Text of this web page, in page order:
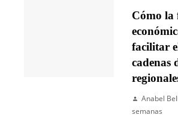
Cómo la
facilitar
cadenas
Anabel
semanas